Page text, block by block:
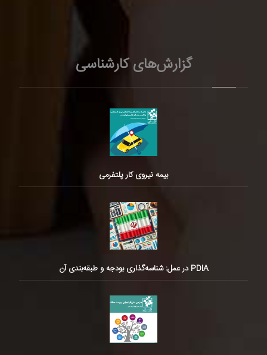
گزارش‌های کارشناسی
بیمه نیروی کار پلتفرمی
PDIA در عمل: شناسه‌گذاری بودجه و طبقه‌بندی آن